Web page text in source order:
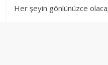
Her şeyin gönlünüzce